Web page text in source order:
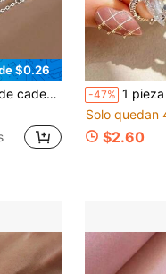
$0.26
mujeres, niñas, estudiantes, cumpleaños/aniversario
-47% 1 pieza Estilo de lujo, Decoración de circonita
Solo quedan
$2.60